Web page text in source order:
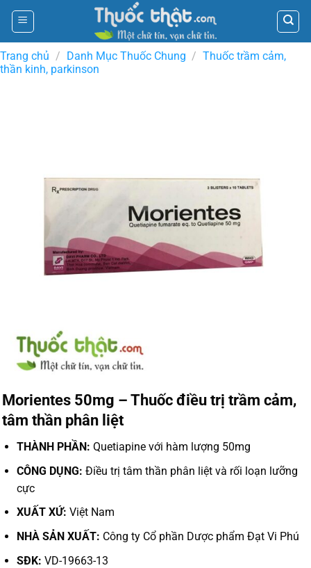
Skip
content
Trang chủ / Danh Mục Thuốc Chung / Thuốc trầm cảm,
thần kinh, parkinson
Morientes 50mg – Thuốc điều trị trầm cảm,
tâm thần phân liệt
THÀNH PHẦN: Quetiapine với hàm lượng 50mg
CÔNG DỤNG: Điều trị tâm thần phân liệt và rối loạn lưỡng
cực
XUẤT XỨ: Việt Nam
NHÀ SẢN XUẤT: Công ty Cổ phần Dược phẩm Đạt Vi Phú
SĐK: VD-19663-13